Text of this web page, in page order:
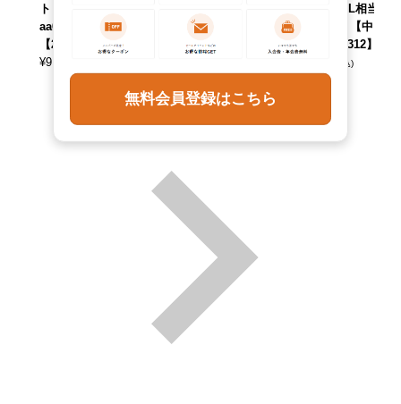
ト メンズM相当 /e
aa633232 【中古】
【260416】
¥9,790
a624410 【中古】
【260312】
ト メンズXL相当 /
eaa624405 【中
古】 【260312】
(税込)
無料会員登録はこちら